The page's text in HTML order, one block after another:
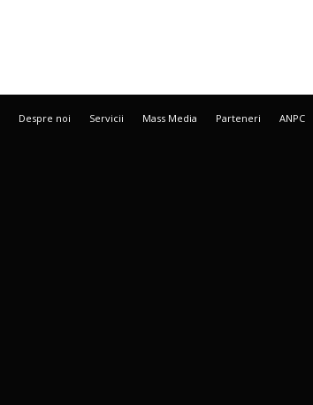
Despre noi Servicii Mass Media Parteneri ANPC